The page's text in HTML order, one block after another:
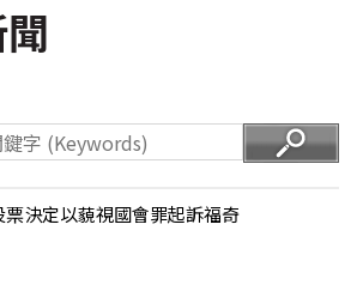
決定以藐視國會罪起訴福奇